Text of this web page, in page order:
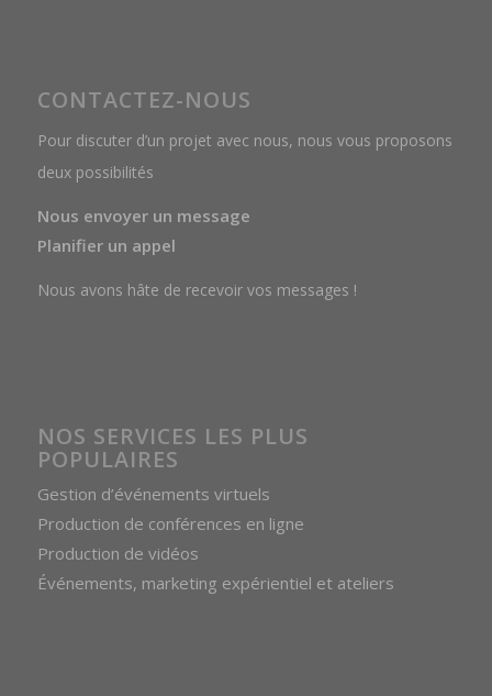
CONTACTEZ-NOUS
Pour discuter d’un projet avec nous, nous vous proposons
deux possibilités
Nous envoyer un message
Planifier un appel
Nous avons hâte de recevoir vos messages !
NOS SERVICES LES PLUS
POPULAIRES
Gestion d’événements virtuels
Production de conférences en ligne
Production de vidéos
Événements, marketing expérientiel et ateliers